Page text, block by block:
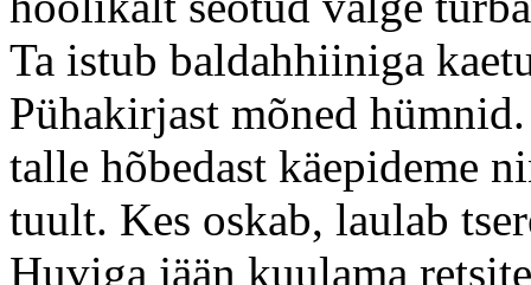
Ta istub baldahhiiniga
Pühakirjast mõned
talle hõbedast käepideme
tuult. Kes oskab, laulab
Huviga jään kuulama